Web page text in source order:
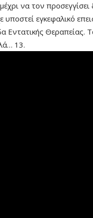
να τον
υποστεί εγκεφαλικό
Εντατικής Θεραπείας.
13.